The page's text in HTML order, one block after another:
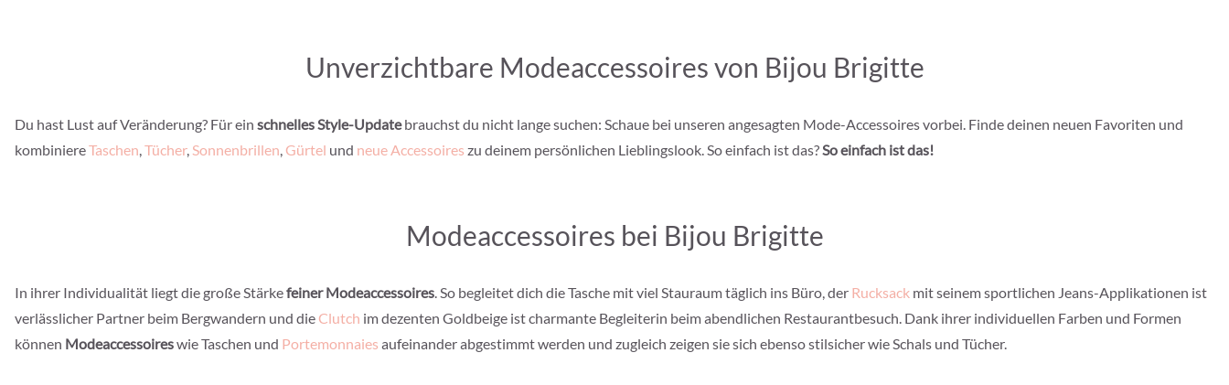
Unverzichtbare Modeaccessoires von Bijou Brigitte
Du hast Lust auf Veränderung? Für ein schnelles Style-Updatebrauchst du nicht lange suchen: Schaue bei unseren angesagten Mode-Accessoires vorbei. Finde deinen neuen Favoriten und
kombiniereTaschen,Tücher,Sonnenbrillen, Gürtel und neue Accessoires zu deinem persönlichen Lieblingslook. So einfach ist das?So einfach ist das!
Modeaccessoires bei Bijou Brigitte
In ihrer Individualität liegt die große Stärkefeiner Modeaccessoires. So begleitet dich die Tasche mit viel Stauraum täglich ins Büro, der Rucksack mit seinem sportlichen Jeans-Applikationen ist
verlässlicher Partner beim Bergwandern und die Clutch im dezenten Goldbeige ist charmante Begleiterin beim abendlichen Restaurantbesuch. Dank ihrer individuellen Farben und Formen
können Modeaccessoireswie Taschen und Portemonnaies aufeinander abgestimmt werden und zugleich zeigen sie sich ebenso stilsicher wie Schals und Tücher.